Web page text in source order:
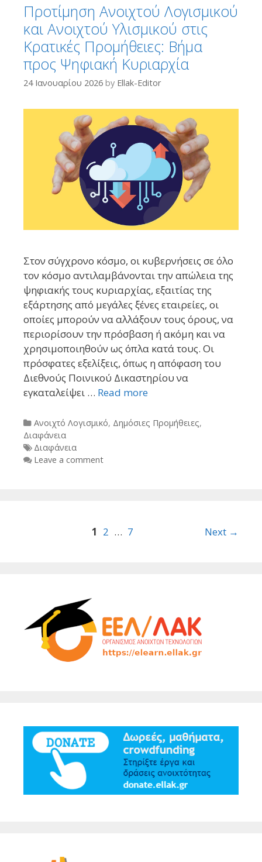
Προτίμηση Ανοιχτού Λογισμικού
και Ανοιχτού Υλισμικού στις
Κρατικές Προμήθειες: Βήμα
προς Ψηφιακή Κυριαρχία
24 Ιανουαρίου 2026 by Ellak-Editor
Στον σύγχρονο κόσμο, οι κυβερνήσεις σε όλο
τον κόσμο αντιλαμβάνονται την απώλεια της
ψηφιακής τους κυριαρχίας, εξαιτίας της
εξάρτησης από μεγάλες ξένες εταιρείες, οι
οποίες μπορούν να αλλάξουν τους όρους, να
περιορίσουν την πρόσβαση ή ακόμη και να
χρησιμοποιηθούν ως όπλα κατά τους. Οι
πρόσφατες εξελίξεις, όπως η απόφαση του
Διεθνούς Ποινικού Δικαστηρίου να
εγκαταλείψει … Read more
Categories
Ανοιχτό Λογισμικό, Δημόσιες Προμήθειες,
Διαφάνεια
Tags
Διαφάνεια
Leave a comment
1 2 … 7 Next →